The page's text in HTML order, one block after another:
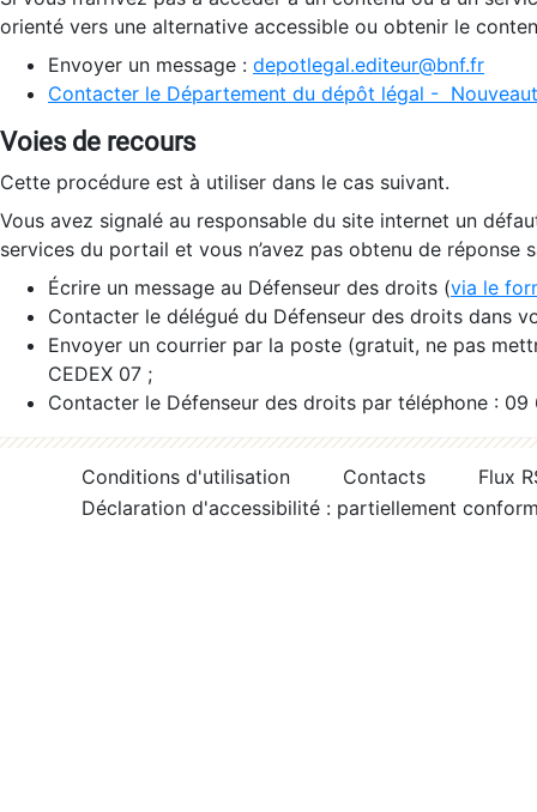
orienté vers une alternative accessible ou obtenir le
Envoyer un message : depotlegal.editeur@bnf.fr
Contacter le Département du dépôt légal -
Voies de recours
Cette procédure est à utiliser dans le cas suivant.
Vous avez signalé au responsable du site internet un
services du portail et vous n’avez pas obtenu de réponse
Écrire un message au Défenseur des droits (via le
Contacter le délégué du Défenseur des droits dans
Envoyer un courrier par la poste (gratuit, ne pas
CEDEX 07 ;
Contacter le Défenseur des droits par téléphone :
Conditions d'utilisation Contacts
Flux
Déclaration d'accessibilité : partiellement